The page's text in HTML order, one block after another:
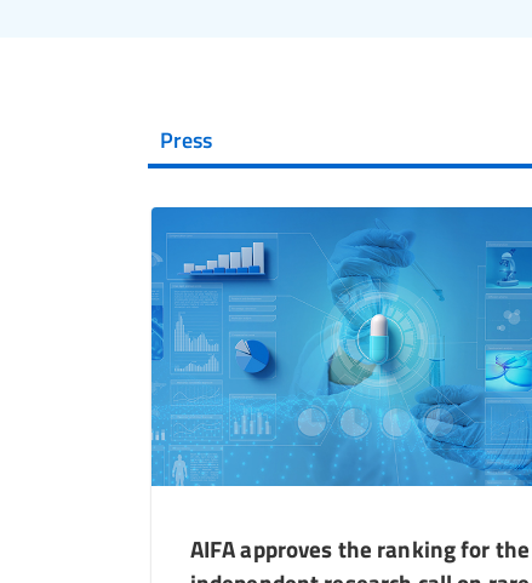
Press
AIFA approves the ranking for the